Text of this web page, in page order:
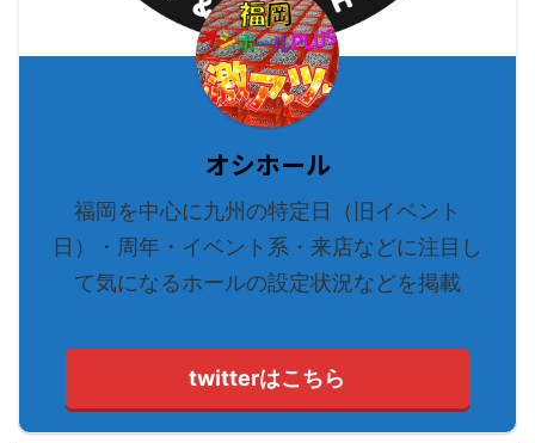
オシホール
福岡を中心に九州の特定日（旧イベント
日）・周年・イベント系・来店などに注目し
て気になるホールの設定状況などを掲載
twitterはこちら